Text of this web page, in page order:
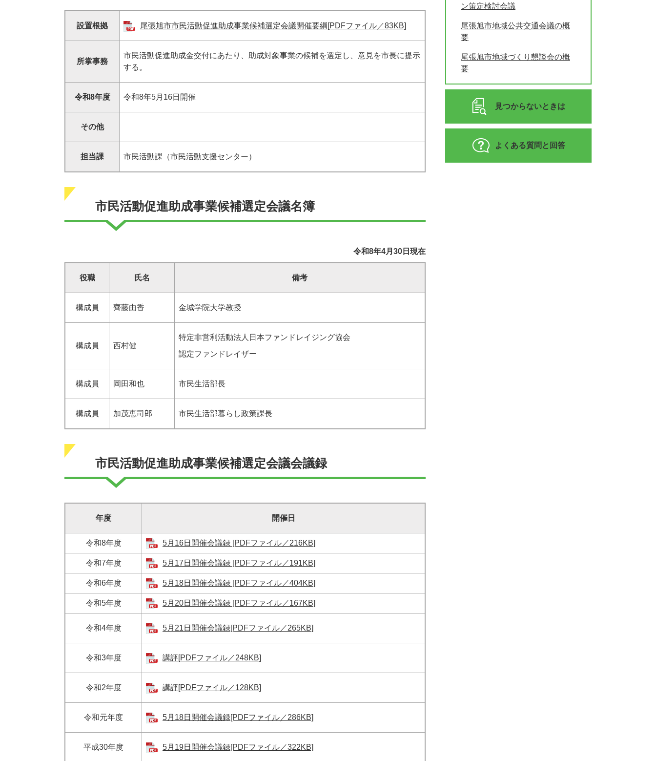
設置根拠 尾張旭市市民活動促進助成事業候補選定会議開催要綱[PDFファイル／83KB]
所掌事務
市民活動促進助成金交付にあたり、助成対象事業の候補を選定し、意見を市長に提示
する。
令和8年度 令和8年5月16日開催
その他
担当課 市民活動課（市民活動支援センター）
市民活動促進助成事業候補選定会議名簿
令和8年4月30日現在
役職 氏名 備考
構成員 齊藤由香 金城学院大学教授
構成員 西村健
特定非営利活動法人日本ファンドレイジング協会
認定ファンドレイザー
構成員 岡田和也 市民生活部長
構成員 加茂恵司郎 市民生活部暮らし政策課長
市民活動促進助成事業候補選定会議会議録
年度 開催日
令和8年度 5月16日開催会議録 [PDFファイル／216KB]
令和7年度 5月17日開催会議録 [PDFファイル／191KB]
令和6年度 5月18日開催会議録 [PDFファイル／404KB]
令和5年度 5月20日開催会議録 [PDFファイル／167KB]
令和4年度 5月21日開催会議録[PDFファイル／265KB]
令和3年度 講評[PDFファイル／248KB]
令和2年度 講評[PDFファイル／128KB]
令和元年度 5月18日開催会議録[PDFファイル／286KB]
平成30年度 5月19日開催会議録[PDFファイル／322KB]
ン策定検討会議
尾張旭市地域公共交通会議の概
要
尾張旭市地域づくり懇談会の概
要
見つからないときは
よくある質問と回答